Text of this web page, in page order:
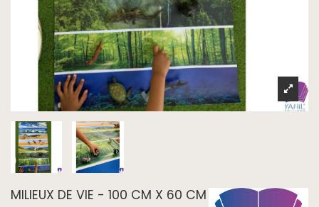
MILIEUX DE VIE - 100 CM X 60 CM